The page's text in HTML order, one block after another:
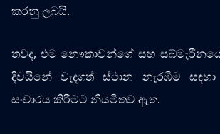
කරනු ලබයි.
තවද, එම නෞකාවන්ගේ සහ
දිවයිනේ වැදගත් ස්ථාන නැරඹීම
සංචාරය කිරීමට නියමිතව ඇත.